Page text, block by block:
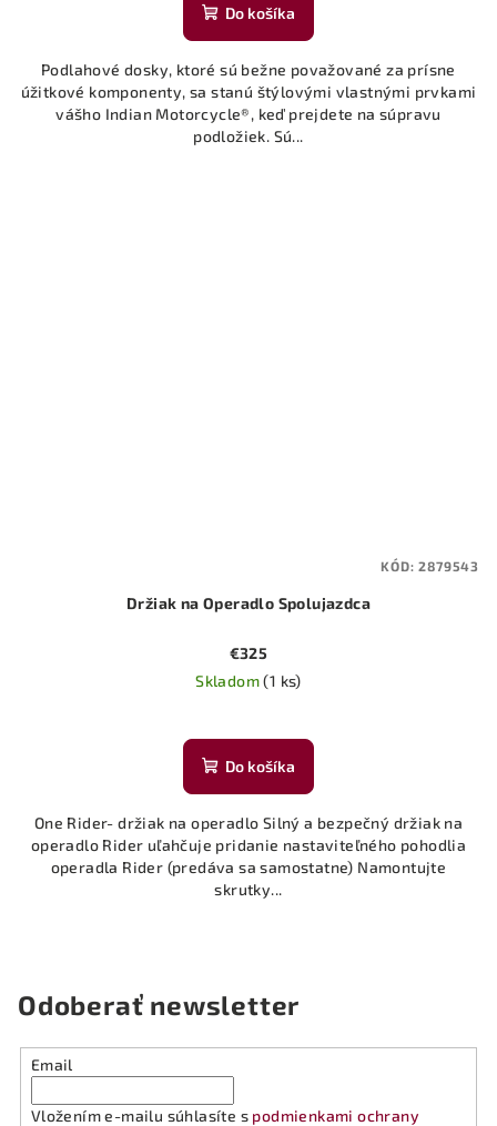
Do košíka
Podlahové dosky, ktoré sú bežne považované za prísne
úžitkové komponenty, sa stanú štýlovými vlastnými prvkami
vášho Indian Motorcycle®, keď prejdete na súpravu
podložiek. Sú...
Držiak na Operadlo Spolujazdca
€325
Skladom(1 ks)
Do košíka
One Rider- držiak na operadlo Silný a bezpečný držiak na
operadlo Rider uľahčuje pridanie nastaviteľného pohodlia
operadla Rider (predáva sa samostatne) Namontujte
skrutky...
KÓD:2879543
Odoberať newsletter
Email
Vložením e-mailu súhlasíte s podmienkami ochrany